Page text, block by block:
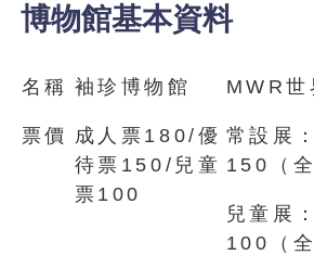
博物館基本資料
名稱 袖珍博物館 MWR世
票價
成人票180/優
待票150/兒童
票100
常設展：
150（
兒童展：
100（